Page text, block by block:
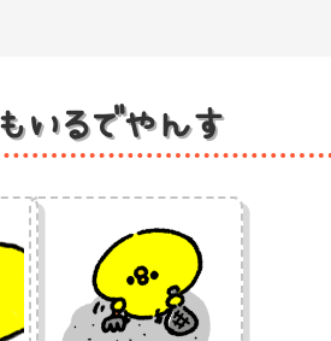
いるでやんす